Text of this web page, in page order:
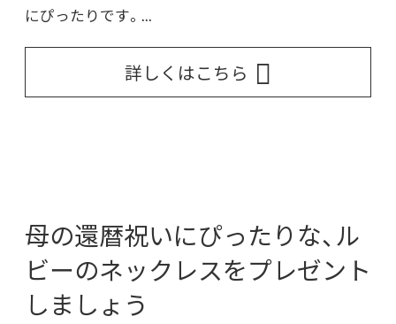
にぴったりです。...
詳しくはこちら
母の還暦祝いにぴったりな、ル
ビーのネックレスをプレゼント
しましょう